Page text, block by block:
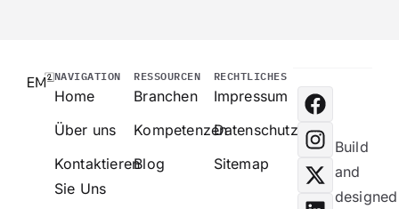
NAVIGATION
Home
Über uns
Kontaktieren
Sie Uns
RESSOURCEN
Branchen
Kompetenzen
Blog
RECHTLICHES
Impressum
Datenschutz
Sitemap
Build
and
designed